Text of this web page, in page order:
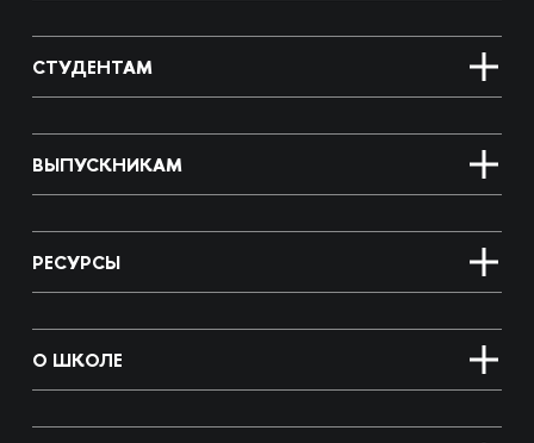
СТУДЕНТАМ
ВЫПУСКНИКАМ
РЕСУРСЫ
О ШКОЛЕ